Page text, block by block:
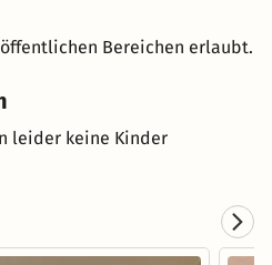
Bereichen erlaubt.
leider keine Kinder